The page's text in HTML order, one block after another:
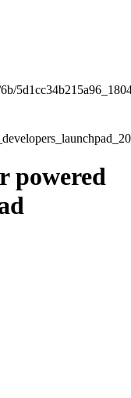
powered